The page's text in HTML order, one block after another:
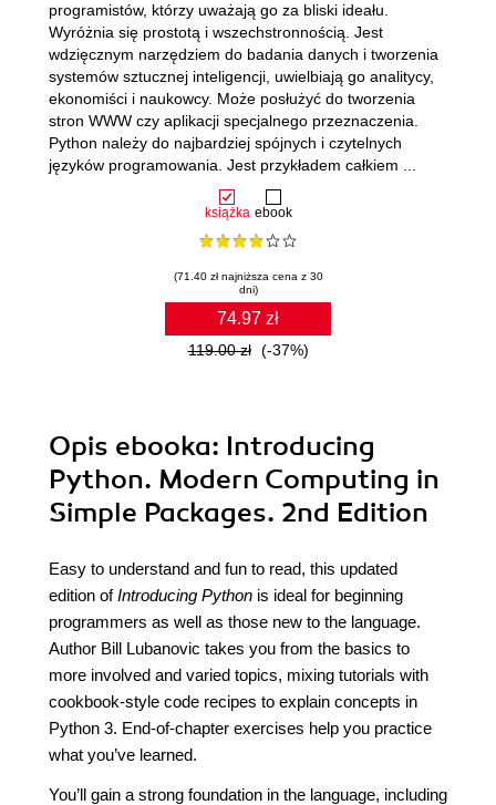
książka ebook
(71.40 zł najniższa cena z 30
dni)
74.97 zł
119.00 zł (-37%)
programistów, którzy uważają go za bliski ideału.
Wyróżnia się prostotą i wszechstronnością. Jest
wdzięcznym narzędziem do badania danych i tworzenia
systemów sztucznej inteligencji, uwielbiają go analitycy,
ekonomiści i naukowcy. Może posłużyć do tworzenia
stron WWW czy aplikacji specjalnego przeznaczenia.
Python należy do najbardziej spójnych i czytelnych
języków programowania. Jest przykładem całkiem ...
Opis ebooka: Introducing
Python. Modern Computing in
Simple Packages. 2nd Edition
Easy to understand and fun to read, this updated
edition ofIntroducing Python is ideal for beginning
programmers as well as those new to the language.
Author Bill Lubanovic takes you from the basics to
more involved and varied topics, mixing tutorials with
cookbook-style code recipes to explain concepts in
Python 3. End-of-chapter exercises help you practice
what you’ve learned.
You’ll gain a strong foundation in the language, including